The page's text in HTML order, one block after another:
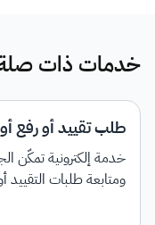
خدمات ذات
طلب تقييد أو رفع
خدمة إلكترونية تمكّن
ومتابعة طلبات التقييد